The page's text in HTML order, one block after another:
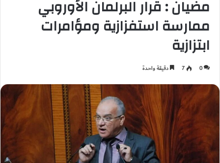
مضيان : قرار البرلمان الأوروبي
ممارسة استفزازية ومؤامرات
ابتزازية
0
7 دقيقة واحدة